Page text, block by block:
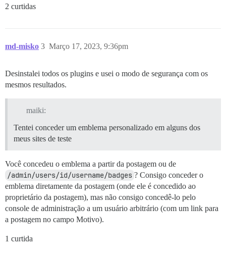
2 curtidas
md-misko Março 17, 2023, 9:36pm
3
Desinstalei todos os plugins e usei o modo de segurança com os
mesmos resultados.
maiki:
Tentei conceder um emblema personalizado em alguns dos
meus sites de teste
Você concedeu o emblema a partir da postagem ou de
/admin/users/id/username/badges ? Consigo conceder o
emblema diretamente da postagem (onde ele é concedido ao
proprietário da postagem), mas não consigo concedê-lo pelo
console de administração a um usuário arbitrário (com um link para
a postagem no campo Motivo).
1 curtida